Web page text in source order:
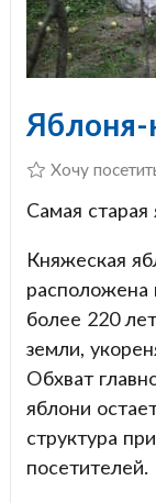
Яблоня-
Хочу
Самая старая
Княжеская
расположена
более 220
земли,
Обхват
яблони
структура
посетителей.